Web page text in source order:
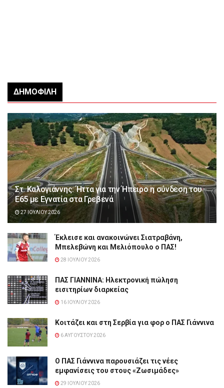
ΔΗΜΟΦΙΛΉ
Στ. Καλογιάννης: Ήττα για την Ήπειρο η σύνδεση του
Ε65 με Εγνατία στα Γρεβενά
27 ΙΟΥΛΊΟΥ 2026
Έκλεισε και ανακοινώνει Σιατραβάνη,
Μπελεβώνη και Μελιόπουλο ο ΠΑΣ!
28 ΙΟΥΛΊΟΥ 2026
ΠΑΣ ΓΙΑΝΝΙΝΑ: Hλεκτρονική πώληση
εισιτηρίων διαρκείας
16 ΙΟΥΛΊΟΥ 2026
Κοιτάζει και στη Σερβία για φορ ο ΠΑΣ Γιάννινα
6 ΑΥΓΟΎΣΤΟΥ 2026
Ο ΠΑΣ Γιάννινα παρουσιάζει τις νέες
εμφανίσεις του στους «Ζωσιμάδες»
29 ΙΟΥΛΊΟΥ 2026